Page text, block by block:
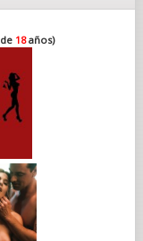
18años)